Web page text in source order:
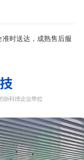
准时送达，成熟售后服